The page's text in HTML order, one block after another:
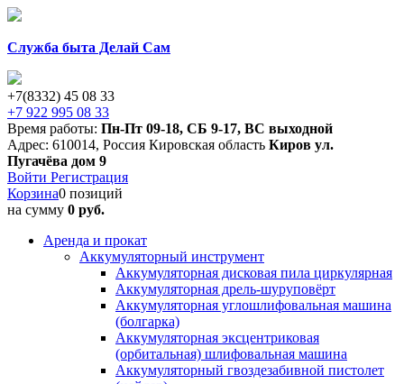
Служба быта Делай Сам
+7(8332) 45 08 33
+7 922 995 08 33
Время работы: Пн-Пт 09-18, СБ 9-17, ВС выходной
Адрес: 610014, Россия Кировская область Киров ул.
Пугачёва дом 9
Войти Регистрация
Корзина0 позиций
на сумму 0 руб.
Аренда и прокат
Аккумуляторный инструмент
Аккумуляторная дисковая пила циркулярная
Аккумуляторная дрель-шуруповёрт
Аккумуляторная углошлифовальная машина
(болгарка)
Аккумуляторная эксцентриковая
(орбитальная) шлифовальная машина
Аккумуляторный гвоздезабивной пистолет